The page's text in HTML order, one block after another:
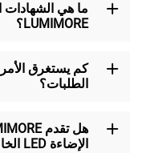
LUMIMORE؟
الطلبات؟
الإضاءة LED الخاصة بها؟